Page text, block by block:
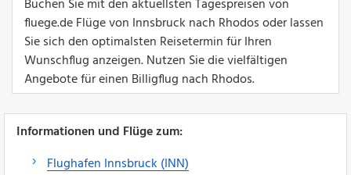
Buchen Sie mit den aktuellsten Tagespreisen von
fluege.de Flüge von Innsbruck nach Rhodos oder lassen
Sie sich den optimalsten Reisetermin für Ihren
Wunschflug anzeigen. Nutzen Sie die vielfältigen
Angebote für einen Billigflug nach Rhodos.
Informationen und Flüge zum:
Flughafen Innsbruck (INN)